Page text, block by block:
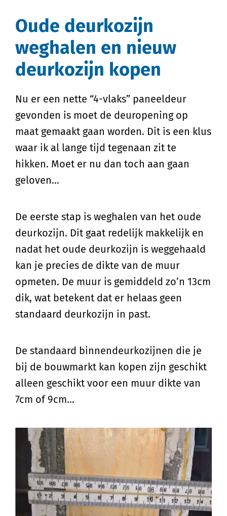
Oude deurkozijn
weghalen en nieuw
deurkozijn kopen
Nu er een nette “4-vlaks” paneeldeur
gevonden is moet de deuropening op
maat gemaakt gaan worden. Dit is een klus
waar ik al lange tijd tegenaan zit te
hikken. Moet er nu dan toch aan gaan
geloven…
De eerste stap is weghalen van het oude
deurkozijn. Dit gaat redelijk makkelijk en
nadat het oude deurkozijn is weggehaald
kan je precies de dikte van de muur
opmeten. De muur is gemiddeld zo’n 13cm
dik, wat betekent dat er helaas geen
standaard deurkozijn in past.
De standaard binnendeurkozijnen die je
bij de bouwmarkt kan kopen zijn geschikt
alleen geschikt voor een muur dikte van
7cm of 9cm…